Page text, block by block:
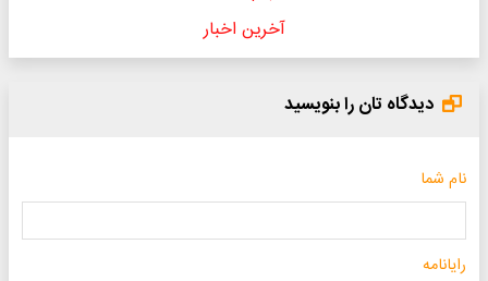
آخرین اخبار
دیدگاه تان را بنویسید
نام شما
رایانامه